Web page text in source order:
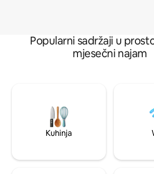
Popularni sadržaji u
mjesečni najam
Kuhinja